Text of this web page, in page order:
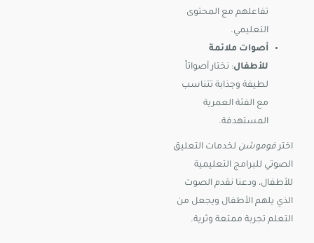
تفاعلهم مع المحتوى
التعليمي.
أصوات ملائمة
للأطفال: نختار أصواتاً
لطيفة وجذابة تتناسب
مع الفئة العمرية
المستهدفة.
اختر فوموشن لخدمات التعليق
الصوتي للبرامج التعليمية
للأطفال، ودعنا نقدم الصوت
الذي يلهم الأطفال ويجعل من
التعلم تجربة ممتعة وثرية.